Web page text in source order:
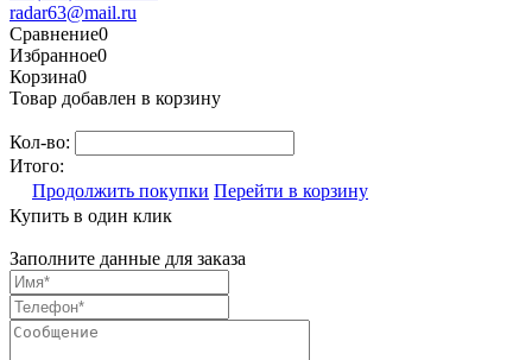
radar63@mail.ru
Сравнение0
Избранное0
Корзина0
Товар добавлен в корзину
Кол-во:
Итого:
Продолжить покупки Перейти в корзину
Купить в один клик
Заполните данные для заказа